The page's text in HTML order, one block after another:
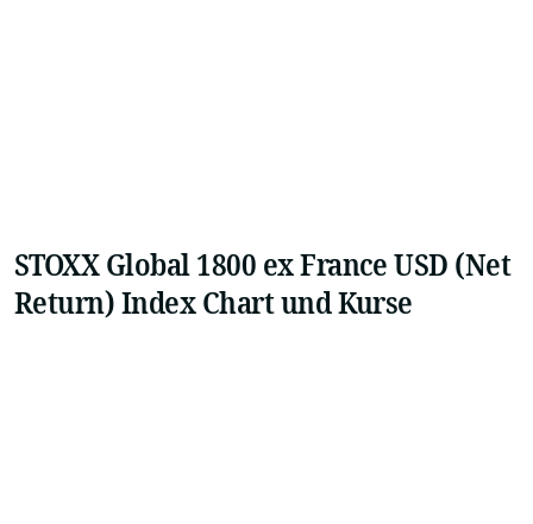
STOXX Global 1800 ex France USD (Net
Return) Index Chart und Kurse